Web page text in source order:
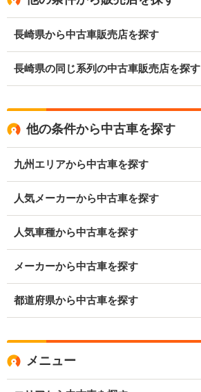
長崎県から中古車販売店を探す
長崎県の同じ系列の中古車販売店を探す
他の条件から中古車を探す
九州エリアから中古車を探す
人気メーカーから中古車を探す
人気車種から中古車を探す
メーカーから中古車を探す
都道府県から中古車を探す
メニュー